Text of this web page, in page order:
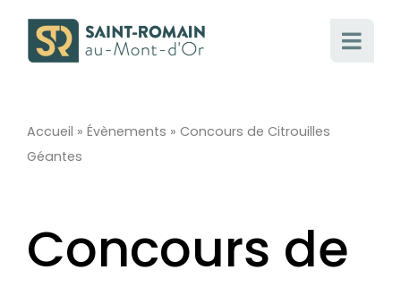
Accueil » Évènements » Concours de Citrouilles
Géantes
Concours de